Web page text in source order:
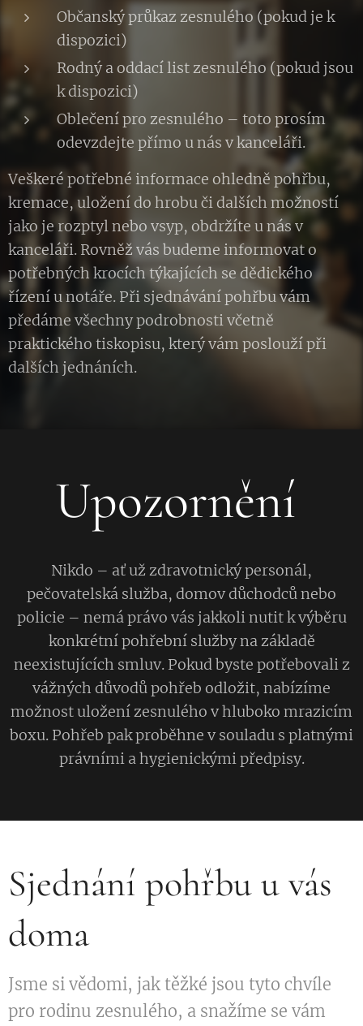
Občanský průkaz zesnulého (pokud je k
dispozici)
Rodný a oddací list zesnulého (pokud jsou
k dispozici)
Oblečení pro zesnulého – toto prosím
odevzdejte přímo u nás v kanceláři.
Veškeré potřebné informace ohledně pohřbu,
kremace, uložení do hrobu či dalších možností
jako je rozptyl nebo vsyp, obdržíte u nás v
kanceláři. Rovněž vás budeme informovat o
potřebných krocích týkajících se dědického
řízení u notáře. Při sjednávání pohřbu vám
předáme všechny podrobnosti včetně
praktického tiskopisu, který vám poslouží při
dalších jednáních.
Upozornění
Nikdo – ať už zdravotnický personál,
pečovatelská služba, domov důchodců nebo
policie – nemá právo vás jakkoli nutit k výběru
konkrétní pohřební služby na základě
neexistujících smluv. Pokud byste potřebovali z
vážných důvodů pohřeb odložit, nabízíme
možnost uložení zesnulého v hluboko mrazicím
boxu. Pohřeb pak proběhne v souladu s platnými
právními a hygienickými předpisy.
Sjednání pohřbu u vás
doma
Jsme si vědomi, jak těžké jsou tyto chvíle
pro rodinu zesnulého, a snažíme se vám